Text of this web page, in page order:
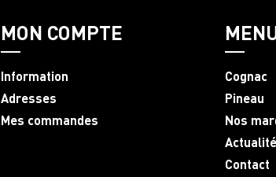
MON COMPTE
Information
Adresses
Mes commandes
Cognac
Pineau
Nos
Contact